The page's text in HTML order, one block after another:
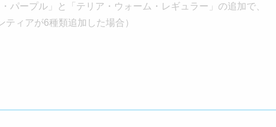
パープル」と「テリア・ウォーム・レギュラー」の追加で、
ィアが6種類追加した場合）